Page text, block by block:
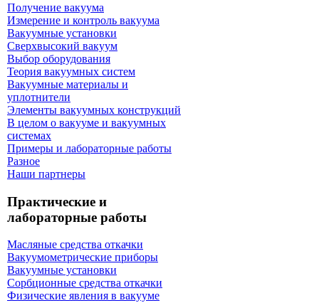
Получение вакуума
Измерение и контроль вакуума
Вакуумные установки
Сверхвысокий вакуум
Выбор оборудования
Теория вакуумных систем
Вакуумные материалы и
уплотнители
Элементы вакуумных конструкций
В целом о вакууме и вакуумных
системах
Примеры и лабораторные работы
Разное
Наши партнеры
Практические и
лабораторные работы
Масляные средства откачки
Вакуумометрические приборы
Вакуумные установки
Сорбционные средства откачки
Физические явления в вакууме